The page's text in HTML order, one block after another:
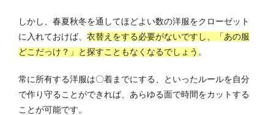
しかし、春夏秋冬を通してほどよい数の洋服をクローゼット
に入れておけば、 衣替えをする必要がないですし、「あの服
どこだっけ？」と探すこともなくなるでしょう 。
常に所有する洋服は〇着までにする、といったルールを自分
で作り守ることができれば、あらゆる面で時間をカットする
ことが可能です。